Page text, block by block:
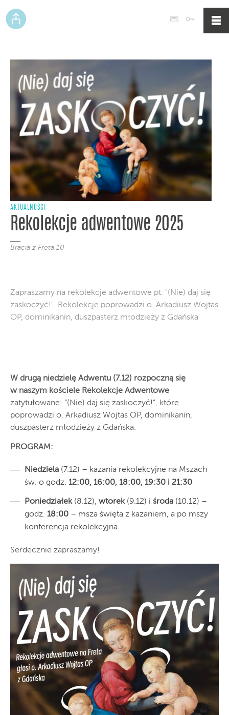
Poczta
AKTUALNOŚCI
Rekolekcje adwentowe 2025
Bracia z Freta 10
Zapraszamy na rekolekcje adwentowe pt. "(Nie) daj się
zaskoczyć!". Rekolekcje poprowadzi o. Arkadiusz Wojtas
OP, dominikanin, duszpasterz młodzieży z Gdańska
W drugą niedzielę Adwentu (7.12) rozpoczną się
w naszym kościele Rekolekcje Adwentowe
zatytułowane: “(Nie) daj się zaskoczyć!”, które
poprowadzi o. Arkadiusz Wojtas OP, dominikanin,
duszpasterz młodzieży z Gdańska.
PROGRAM:
Niedziela (7.12) – kazania rekolekcyjne na Mszach
św. o godz. 12:00, 16:00, 18:00, 19:30 i 21:30
Poniedziałek(8.12), wtorek(9.12) i środa (10.12) –
godz. 18:00 – msza święta z kazaniem, a po mszy
konferencja rekolekcyjna.
Serdecznie zapraszamy!